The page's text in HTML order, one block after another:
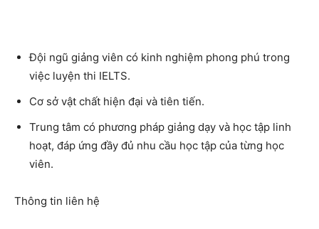
Đội ngũ giảng viên có kinh nghiệm phong phú trong
việc luyện thi IELTS.
Cơ sở vật chất hiện đại và tiên tiến.
Trung tâm có phương pháp giảng dạy và học tập linh
hoạt, đáp ứng đầy đủ nhu cầu học tập của từng học
viên.
Thông tin liên hệ